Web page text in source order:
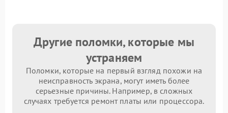
Другие поломки, которые мы
устраняем
Поломки, которые на первый взгляд похожи на
неисправность экрана, могут иметь более
серьезные причины. Например, в сложных
случаях требуется ремонт платы или процессора.